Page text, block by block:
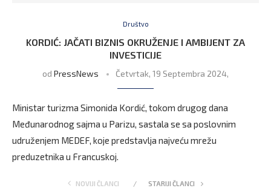
Društvo
KORDIĆ: JAČATI BIZNIS OKRUŽENJE I AMBIJENT ZA
INVESTICIJE
od PressNews Četvrtak, 19 Septembra 2024,
Ministar turizma Simonida Kordić, tokom drugog dana
Međunarodnog sajma u Parizu, sastala se sa poslovnim
udruženjem MEDEF, koje predstavlja najveću mrežu
preduzetnika u Francuskoj.
NOVIJI ČLANCI STARIJI ČLANCI